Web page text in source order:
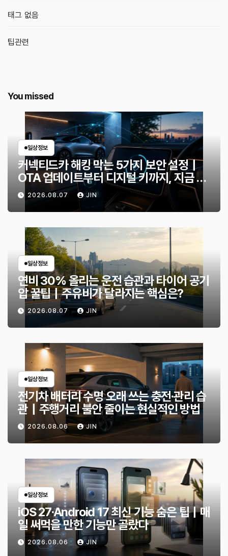
태그 없음
팁관련
You missed
일상정보
커넥티드카 해킹 막는 5가지 보안 설정｜
OTA 업데이트부터 디지털 키까지, 지금 확
인할 것은?
2026.08.07 JIN
일상정보
연비 30% 올리는 운전 습관과 타이어 공기
압 꿀팁｜주유비가 달라지는 핵심은?
2026.08.07 JIN
일상정보
전기차 배터리 수명 오래 쓰는 충전·관리 습
관｜주행거리 불안 줄이는 현실적인 방법
2026.08.06 JIN
일상정보
iOS 27·Android 17 최신 기능 숨은 팁｜매
일 써먹을 만한 기능만 골랐다
2026.08.06 JIN